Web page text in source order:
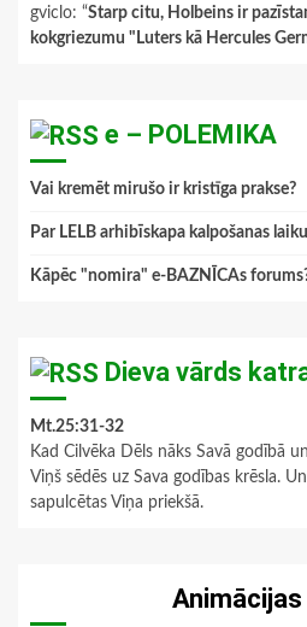
gviclo: “Starp citu, Holbeins ir
kokgriezumu "Luters kā Hercules
e – POLEMIKA
Vai kremēt mirušo ir kristīga prakse?
Par LELB arhibīskapa kalpošanas laiku
Kāpēc "nomira" e-BAZNĪCAs
Dieva vārds
Mt.25:31-32
Kad Cilvēka Dēls nāks Savā godībā
Viņš sēdēs uz Sava godības krēsla.
sapulcētas Viņa priekšā.